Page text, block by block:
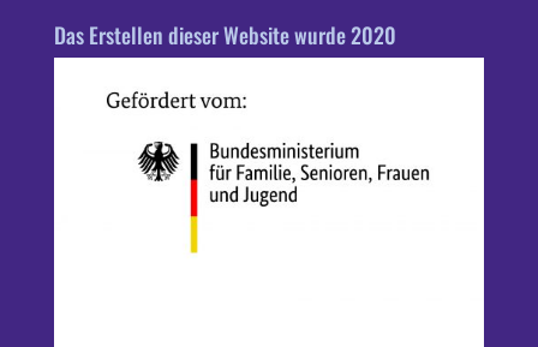
Das Erstellen dieser Website wurde 2020